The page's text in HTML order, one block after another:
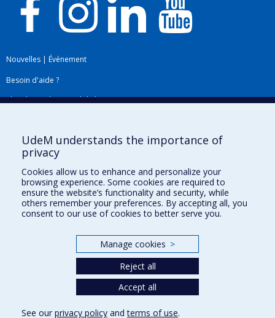
Nouvelles | Événement
Besoin d'aide ?
Plan du site|Accessibilité
Téléchargez les logos de l'ESPUM
Privacy
UdeM understands the importance of
privacy
Cookies allow us to enhance and personalize your
browsing experience. Some cookies are required to
ensure the website’s functionality and security, while
others remember your preferences. By accepting all, you
consent to our use of cookies to better serve you.
Manage cookies >
Reject all
Accept all
See our privacy policy andterms of use.